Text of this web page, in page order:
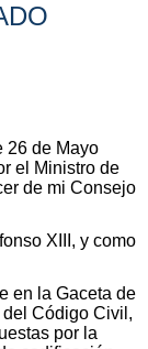
26 de Mayo
el Ministro de
de mi Consejo
XIII, y como
en la Gaceta de
Código Civil,
por la